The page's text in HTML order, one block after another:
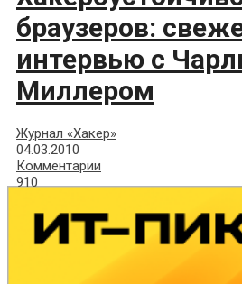
браузеров:
интервью с
Миллером
Журнал «Хакер»
04.03.2010
Комментарии
910